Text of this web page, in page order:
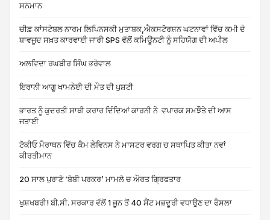
ਸਨਮਾਨ
ਚੀਫ਼ ਕਾਂਸਟੇਬਲ ਨਾਰਮ ਲਿਪਿਨਸਕੀ ਮੁਤਾਬਕ,ਐਕਸਟੋਰਸ਼ਨ ਘਟਨਾਵਾਂ ਵਿੱਚ ਕਮੀ ਦੇ
ਬਾਵਜੂਦ ਸਖ਼ਤ ਕਾਰਵਾਈ ਜਾਰੀ SPS ਵੱਲੋਂ ਕਮਿਊਨਟੀ ਨੂੰ ਸਹਿਯੋਗ ਦੀ ਅਪੀਲ
ਅਲਵਿਦਾ ਰਘਬੀਰ ਸਿੰਘ ਭਰੋਵਾਲ
ਇਰਾਨੀ ਆਗੂ ਖਾਮਨੇਈ ਦੀ ਮੌਤ ਦੀ ਪੁਸ਼ਟੀ
ਭਾਰਤ ਨੂੰ ਕੁਦਰਤੀ ਸਾਥੀ ਕਰਾਰ ਦਿੰਦਿਆਂ ਕਾਰਨੀ ਨੇ ਵਪਾਰਕ ਸਮਝੌਤੇ ਦੀ ਆਸ
ਜਤਾਈ
ਟੋਕੀਓ ਮੈਰਾਥਨ ਵਿੱਚ ਕੈਮ ਲੇਵਿਨਸ ਨੇ ਮਾਸਟਰ ਵਰਗ ਚ ਸਥਾਪਿਤ ਕੀਤਾ ਨਵਾਂ
ਕੀਰਤੀਮਾਨ
20 ਸਾਲ ਪੁਰਾਣੇ ‘ਬੇਬੀ ਪਰਕਰ’ ਮਾਮਲੇ ਚ ਔਰਤ ਗ੍ਰਿਫਤਾਰ
ਖੁਸ਼ਖਬਰੀ! ਬੀ.ਸੀ. ਸਰਕਾਰ ਵੱਲੋਂ 1 ਜੂਨ ਤੋਂ 40 ਸੈਂਟ ਮਜ਼ਦੂਰੀ ਵਧਾਉਣ ਦਾ ਫੈਸਲਾ